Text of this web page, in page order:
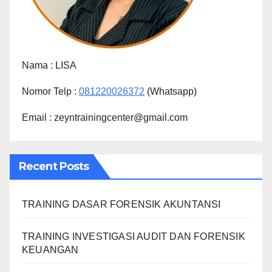
Nama : LISA
Nomor Telp : 081220026372 (Whatsapp)
Email : zeyntrainingcenter@gmail.com
Recent Posts
TRAINING DASAR FORENSIK AKUNTANSI
TRAINING INVESTIGASI AUDIT DAN FORENSIK
KEUANGAN